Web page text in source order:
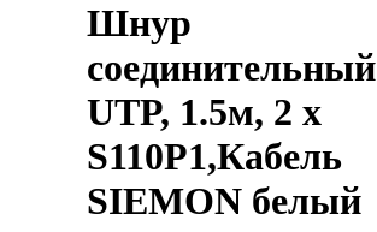
Шнур
соединительный
UTP, 1.5м, 2 x
S110P1,Кабель
SIEMON белый